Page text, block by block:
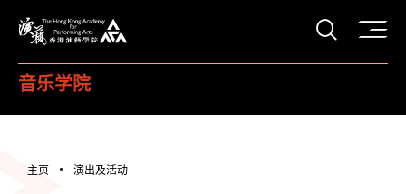
打开
音乐学院
主页 演出及活动